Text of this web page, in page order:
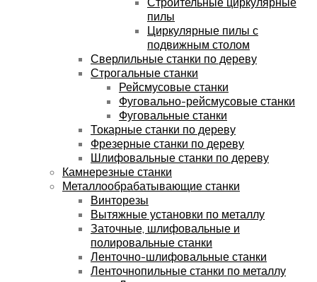
пилы
Циркулярные пилы с
подвижным столом
Сверлильные станки по дереву
Строгальные станки
Рейсмусовые станки
Фуговально-рейсмусовые станки
Фуговальные станки
Токарные станки по дереву
Фрезерные станки по дереву
Шлифовальные станки по дереву
Камнерезные станки
Металлообрабатывающие станки
Винторезы
Вытяжные установки по металлу
Заточные, шлифовальные и
полировальные станки
Ленточно-шлифовальные станки
Ленточнопильные станки по металлу